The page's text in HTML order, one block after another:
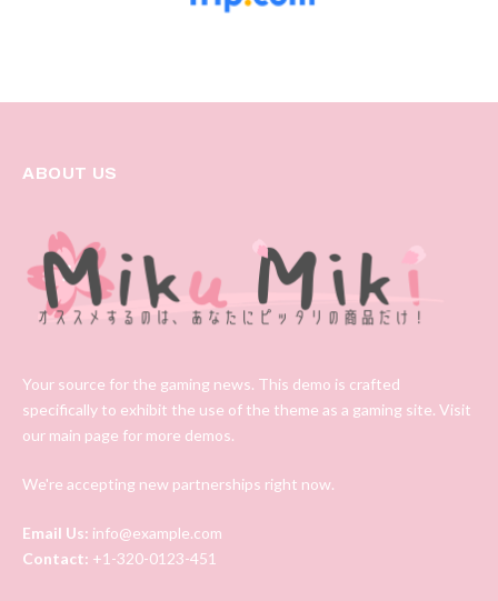
ABOUT US
Your source for the gaming news. This demo is crafted
specifically to exhibit the use of the theme as a gaming site. Visit
our main page for more demos.
We're accepting new partnerships right now.
Email Us: info@example.com
Contact: +1-320-0123-451